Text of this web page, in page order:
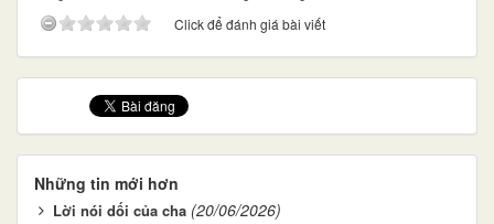
Click để đánh giá bài viết
Những tin mới hơn
Lời nói dối của cha (20/06/2026)